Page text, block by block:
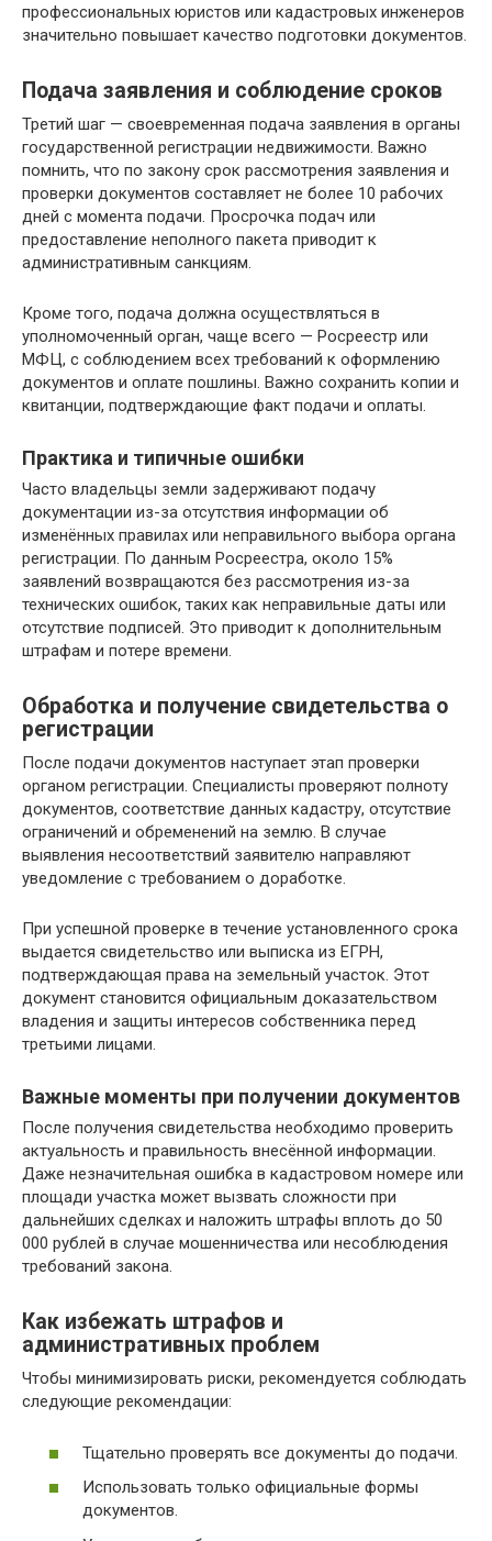
профессиональных юристов или кадастровых инженеров
значительно повышает качество подготовки документов.
Подача заявления и соблюдение сроков
Третий шаг — своевременная подача заявления в органы
государственной регистрации недвижимости. Важно
помнить, что по закону срок рассмотрения заявления и
проверки документов составляет не более 10 рабочих
дней с момента подачи. Просрочка подач или
предоставление неполного пакета приводит к
административным санкциям.
Кроме того, подача должна осуществляться в
уполномоченный орган, чаще всего — Росреестр или
МФЦ, с соблюдением всех требований к оформлению
документов и оплате пошлины. Важно сохранить копии и
квитанции, подтверждающие факт подачи и оплаты.
Практика и типичные ошибки
Часто владельцы земли задерживают подачу
документации из-за отсутствия информации об
изменённых правилах или неправильного выбора органа
регистрации. По данным Росреестра, около 15%
заявлений возвращаются без рассмотрения из-за
технических ошибок, таких как неправильные даты или
отсутствие подписей. Это приводит к дополнительным
штрафам и потере времени.
Обработка и получение свидетельства о
регистрации
После подачи документов наступает этап проверки
органом регистрации. Специалисты проверяют полноту
документов, соответствие данных кадастру, отсутствие
ограничений и обременений на землю. В случае
выявления несоответствий заявителю направляют
уведомление с требованием о доработке.
При успешной проверке в течение установленного срока
выдается свидетельство или выписка из ЕГРН,
подтверждающая права на земельный участок. Этот
документ становится официальным доказательством
владения и защиты интересов собственника перед
третьими лицами.
Важные моменты при получении документов
После получения свидетельства необходимо проверить
актуальность и правильность внесённой информации.
Даже незначительная ошибка в кадастровом номере или
площади участка может вызвать сложности при
дальнейших сделках и наложить штрафы вплоть до 50
000 рублей в случае мошенничества или несоблюдения
требований закона.
Как избежать штрафов и
административных проблем
Чтобы минимизировать риски, рекомендуется соблюдать
следующие рекомендации:
Тщательно проверять все документы до подачи.
Использовать только официальные формы
документов.